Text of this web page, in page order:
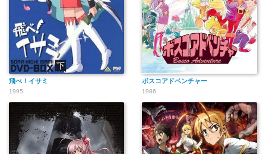
飛べ！イサミ
1995
ボスコアドベンチャー
1986